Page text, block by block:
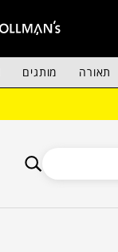
תאורה מותגים